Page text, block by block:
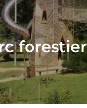
forestier